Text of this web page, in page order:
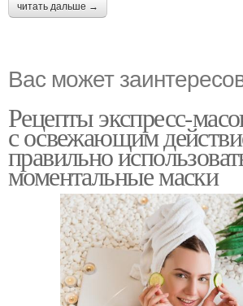
читать дальше →
Вас может
Рецепты экспресс-
с освежающим
правильно
моментальные маски